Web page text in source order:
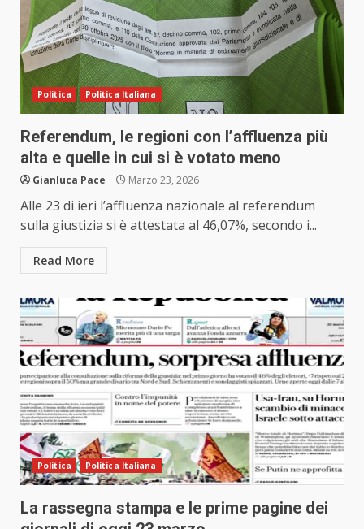
Politica Politica Italiana
Referendum, le regioni con l’affluenza più
alta e quelle in cui si è votato meno
Gianluca Pace Marzo 23, 2026
Alle 23 di ieri l’affluenza nazionale al referendum
sulla giustizia si è attestata al 46,07%, secondo i...
Read More
Politica Politica Italiana
La rassegna stampa e le prime pagine dei